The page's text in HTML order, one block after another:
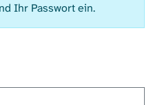
Ihr Passwort ein.